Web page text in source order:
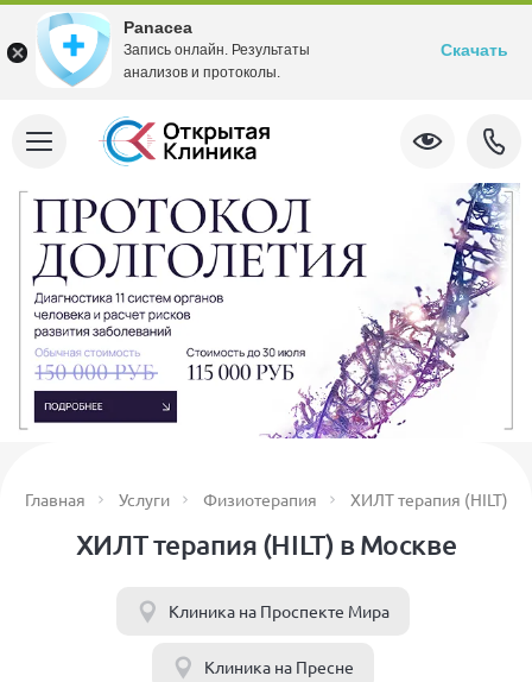
Главная Услуги Физиотерапия ХИЛТ терапия (HILT)
ХИЛТ терапия (HILT) в Москве
Клиника на Проспекте Мира
Клиника на Пресне
Panacea
Запись онлайн. Результаты
анализов и протоколы.
Скачать